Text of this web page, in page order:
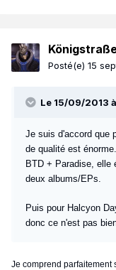
Posté(e) 15
Le 15/09/2013
Je suis d'accord que
de qualité est
BTD + Paradise, elle
deux albums/EPs.
Puis pour Halcyon
donc ce n'est pas
Je comprend parfaitement